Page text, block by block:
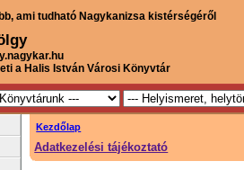
ami tudható Nagykanizsa kistérségéről
a Halis István Városi Könyvtár
Kezdőlap
Adatkezelési tájékoztató